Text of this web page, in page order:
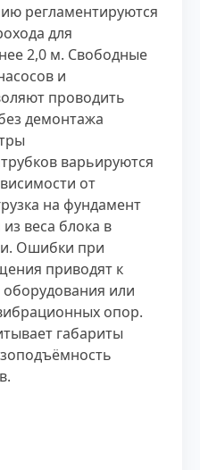
регламентируются
для
2,0 м. Свободные
и
проводить
демонтажа
варьируются
от
на фундамент
веса блока в
Ошибки при
приводят к
или
опор.
габариты